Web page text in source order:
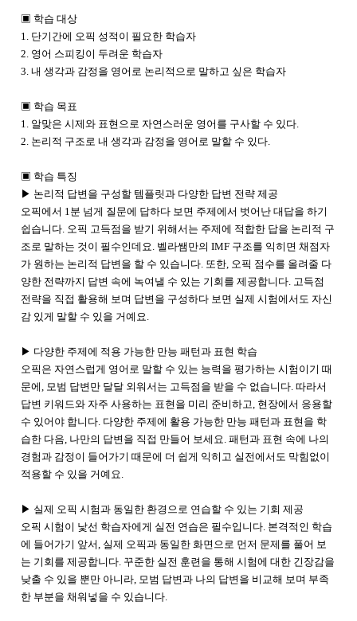
▣ 학습 대상
1. 단기간에 오픽 성적이 필요한 학습자
2. 영어 스피킹이 두려운 학습자
3. 내 생각과 감정을 영어로 논리적으로 말하고 싶은 학습자
▣ 학습 목표
1. 알맞은 시제와 표현으로 자연스러운 영어를 구사할 수 있다.
2. 논리적 구조로 내 생각과 감정을 영어로 말할 수 있다.
▣ 학습 특징
▶ 논리적 답변을 구성할 템플릿과 다양한 답변 전략 제공
오픽에서 1분 넘게 질문에 답하다 보면 주제에서 벗어난 대답을 하기
쉽습니다. 오픽 고득점을 받기 위해서는 주제에 적합한 답을 논리적 구
조로 말하는 것이 필수인데요. 벨라쌤만의 IMF 구조를 익히면 채점자
가 원하는 논리적 답변을 할 수 있습니다. 또한, 오픽 점수를 올려줄 다
양한 전략까지 답변 속에 녹여낼 수 있는 기회를 제공합니다. 고득점
전략을 직접 활용해 보며 답변을 구성하다 보면 실제 시험에서도 자신
감 있게 말할 수 있을 거예요.
▶ 다양한 주제에 적용 가능한 만능 패턴과 표현 학습
오픽은 자연스럽게 영어로 말할 수 있는 능력을 평가하는 시험이기 때
문에, 모범 답변만 달달 외워서는 고득점을 받을 수 없습니다. 따라서
답변 키워드와 자주 사용하는 표현을 미리 준비하고, 현장에서 응용할
수 있어야 합니다. 다양한 주제에 활용 가능한 만능 패턴과 표현을 학
습한 다음, 나만의 답변을 직접 만들어 보세요. 패턴과 표현 속에 나의
경험과 감정이 들어가기 때문에 더 쉽게 익히고 실전에서도 막힘없이
적용할 수 있을 거예요.
▶ 실제 오픽 시험과 동일한 환경으로 연습할 수 있는 기회 제공
오픽 시험이 낯선 학습자에게 실전 연습은 필수입니다. 본격적인 학습
에 들어가기 앞서, 실제 오픽과 동일한 화면으로 먼저 문제를 풀어 보
는 기회를 제공합니다. 꾸준한 실전 훈련을 통해 시험에 대한 긴장감을
낮출 수 있을 뿐만 아니라, 모범 답변과 나의 답변을 비교해 보며 부족
한 부분을 채워넣을 수 있습니다.